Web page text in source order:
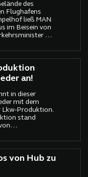
des
Flughafens
ließ MAN
im Beisein von
Dr.
Prototypen
Elektro-
öffentlich
an!
in dieser
mit dem
Lkw-Produktion.
stand
in den Lkw-
MAN in
Krakau seit
sechs Wochen
von Hub zu